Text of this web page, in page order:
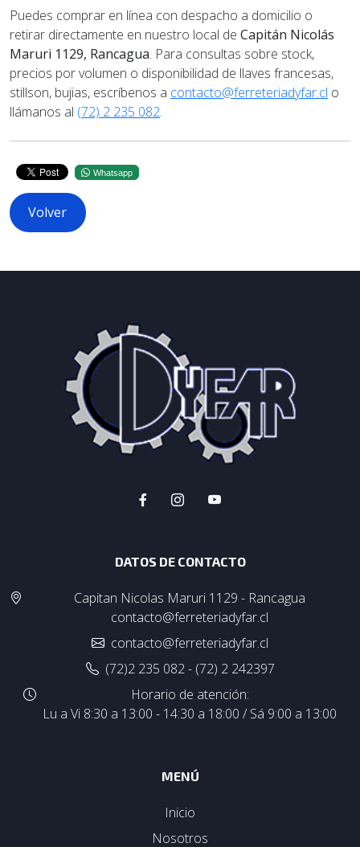
Puedes comprar en línea con despacho a domicilio o
retirar directamente en nuestro local de Capitán Nicolás
Maruri 1129, Rancagua. Para consultas sobre stock,
precios por volumen o disponibilidad de llaves francesas,
stillson, bujias, escríbenos a contacto@ferreteriadyfar.cl o
llámanos al (72) 2 235 082.
Whatsapp
Volver
DATOS DE CONTACTO
Capitan Nicolas Maruri 1129 - Rancagua
contacto@ferreteriadyfar.cl
contacto@ferreteriadyfar.cl
(72)2 235 082 - (72) 2 242397
Horario de atención:
Lu a Vi 8:30 a 13:00 - 14:30 a 18:00 / Sá 9:00 a 13:00
MENÚ
Inicio
Nosotros